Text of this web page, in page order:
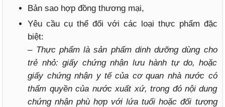
Bản sao hợp đồng thương mại,
Yêu cầu cụ thể đối với các loại thực phẩm đặc
biệt:
– Thực phẩm là sản phẩm dinh dưỡng dùng cho
trẻ nhỏ: giấy chứng nhận lưu hành tự do, hoặc
giấy chứng nhận y tế của cơ quan nhà nước có
thẩm quyền của nước xuất xứ, trong đó nội dung
chứng nhận phù hợp với lứa tuổi hoặc đối tượng